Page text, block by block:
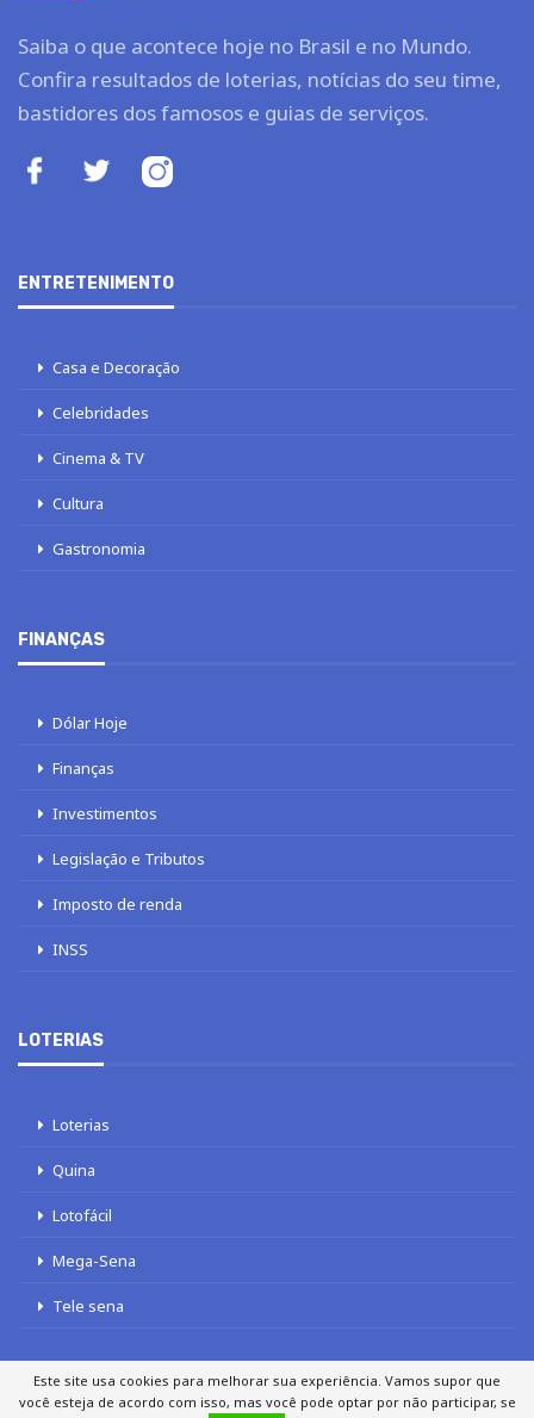
Saiba o que acontece hoje no Brasil e no Mundo.
Confira resultados de loterias, notícias do seu time,
bastidores dos famosos e guias de serviços.
ENTRETENIMENTO
Casa e Decoração
Celebridades
Cinema & TV
Cultura
Gastronomia
FINANÇAS
Dólar Hoje
Finanças
Investimentos
Legislação e Tributos
Imposto de renda
INSS
LOTERIAS
Loterias
Quina
Lotofácil
Mega-Sena
Tele sena
Este site usa cookies para melhorar sua experiência. Vamos supor que
você esteja de acordo com isso, mas você pode optar por não participar, se